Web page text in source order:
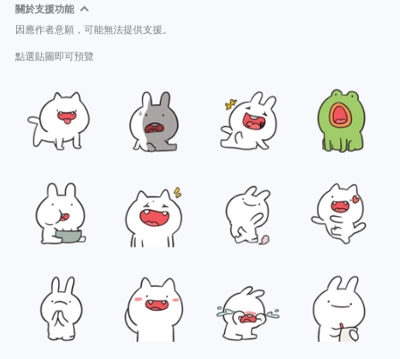
關於支援功能
因應作者意願，可能無法提供支援。
點選貼圖即可預覽